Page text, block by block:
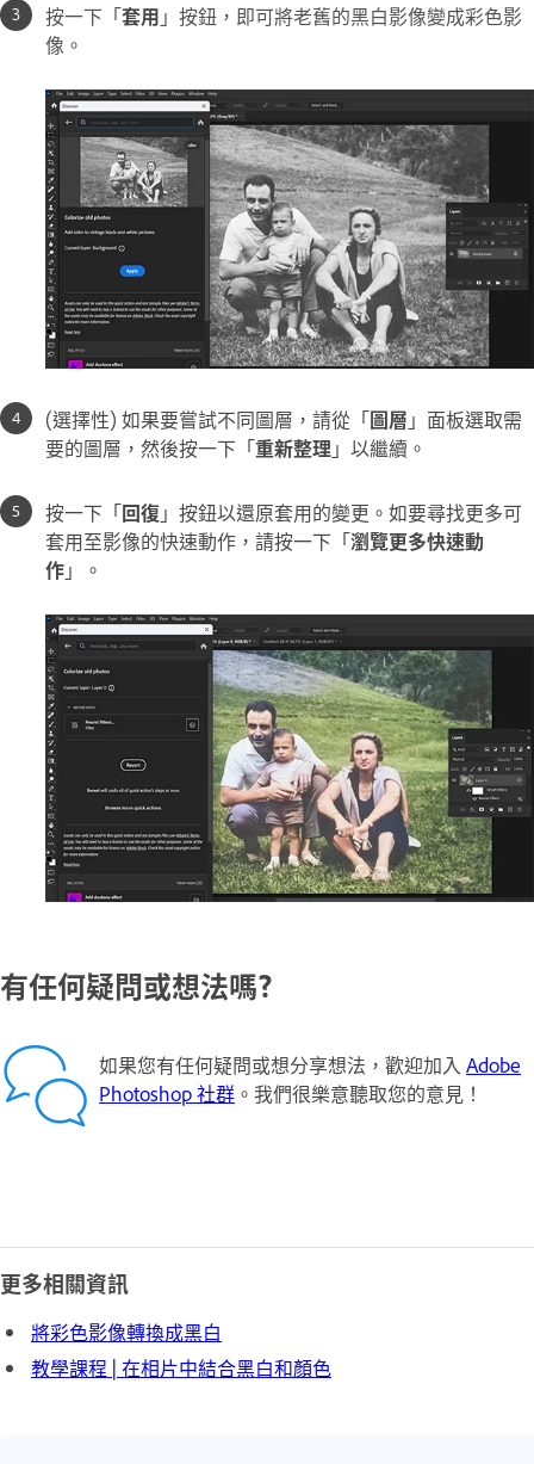
按一下「套用 」按鈕，即可將老舊的黑白影像變成彩色影
像。
(選擇性) 如果要嘗試不同圖層，請從「圖層 」面板選取需
要的圖層，然後按一下「重新整理」以繼續。
按一下「回復」按鈕以還原套用的變更。如要尋找更多可
套用至影像的快速動作，請按一下「瀏覽更多快速動
作」。
有任何疑問或想法嗎?
如果您有任何疑問或想分享想法，歡迎加入 Adobe
Photoshop 社群 。我們很樂意聽取您的意見！
更多相關資訊
將彩色影像轉換成黑白
教學課程 | 在相片中結合黑白和顏色